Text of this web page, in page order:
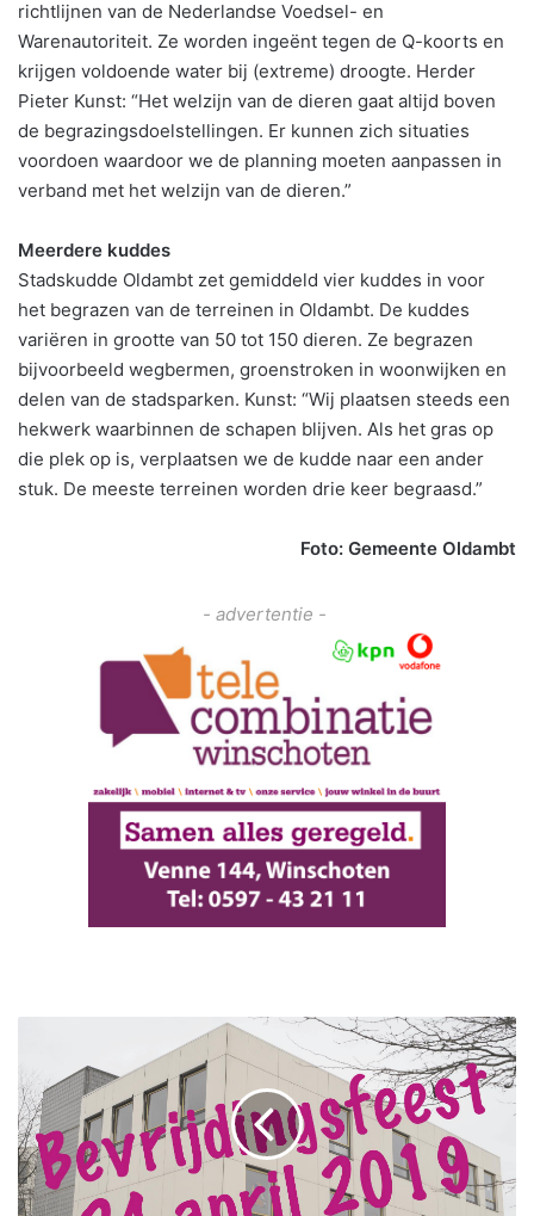
richtlijnen van de Nederlandse Voedsel- en
Warenautoriteit. Ze worden ingeënt tegen de Q-koorts en
krijgen voldoende water bij (extreme) droogte. Herder
Pieter Kunst: “Het welzijn van de dieren gaat altijd boven
de begrazingsdoelstellingen. Er kunnen zich situaties
voordoen waardoor we de planning moeten aanpassen in
verband met het welzijn van de dieren.”
Meerdere kuddes
Stadskudde Oldambt zet gemiddeld vier kuddes in voor
het begrazen van de terreinen in Oldambt. De kuddes
variëren in grootte van 50 tot 150 dieren. Ze begrazen
bijvoorbeeld wegbermen, groenstroken in woonwijken en
delen van de stadsparken. Kunst: “Wij plaatsen steeds een
hekwerk waarbinnen de schapen blijven. Als het gras op
die plek op is, verplaatsen we de kudde naar een ander
stuk. De meeste terreinen worden drie keer begraasd.”
Foto: Gemeente Oldambt
- advertentie -
v
r
i
j
d
i